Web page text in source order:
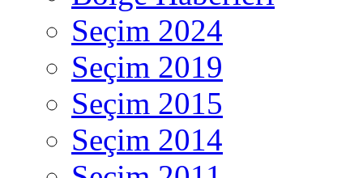
Seçim 2024
Seçim 2019
Seçim 2015
Seçim 2014